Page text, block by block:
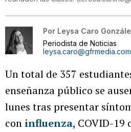
Por Leysa Caro
Periodista de Noticias
leysa.caro@gfrmedia.com
Un total de 357
enseñanza público se
lunes tras presentar
con influenza, COVID-19